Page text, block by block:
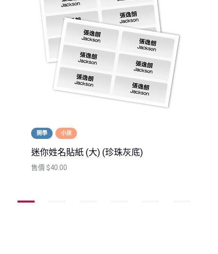
開學 小孩
迷你姓名貼紙 (大) (珍珠灰底)
售價 $40.00